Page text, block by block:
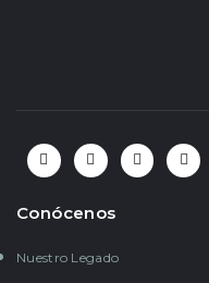
Conócenos
Nuestro Legado